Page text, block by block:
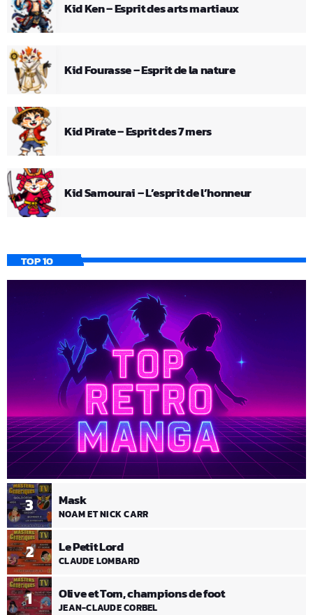
Kid Ken – Esprit des arts martiaux
Kid Fourasse – Esprit de la nature
Kid Pirate – Esprit des 7 mers
Kid Samourai – L’esprit de l’honneur
TOP 10
1 Olive et Tom, champions de foot
JEAN-CLAUDE CORBEL
2 Le Petit Lord
CLAUDE LOMBARD
3 Mask
NOAM ET NICK CARR